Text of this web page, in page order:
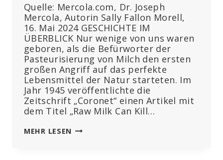
Quelle: Mercola.com, Dr. Joseph
Mercola, Autorin Sally Fallon Morell,
16. Mai 2024 GESCHICHTE IM
ÜBERBLICK Nur wenige von uns waren
geboren, als die Befürworter der
Pasteurisierung von Milch den ersten
großen Angriff auf das perfekte
Lebensmittel der Natur starteten. Im
Jahr 1945 veröffentlichte die
Zeitschrift „Coronet“ einen Artikel mit
dem Titel „Raw Milk Can Kill…
MEHR LESEN ROHMILCH